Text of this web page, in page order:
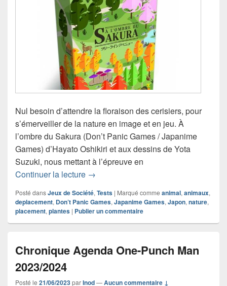
Nul besoin d’attendre la floraison des cerisiers, pour
s’émerveiller de la nature en image et en jeu. À
l’ombre du Sakura (Don’t Panic Games / Japanime
Games) d’Hayato Oshikiri et aux dessins de Yota
Suzuki, nous mettant à l’épreuve en
Continuer la lecture Chronique jeu de société À l’ombre
→
Posté dansJeux de Société, Tests | Marqué comme animal, animaux,
deplacement, Don’t Panic Games, Japanime Games, Japon, nature,
placement, plantes | Publier un commentaire
Chronique Agenda One-Punch Man
2023/2024
Posté le 21/06/2023parInod—Aucun commentaire ↓